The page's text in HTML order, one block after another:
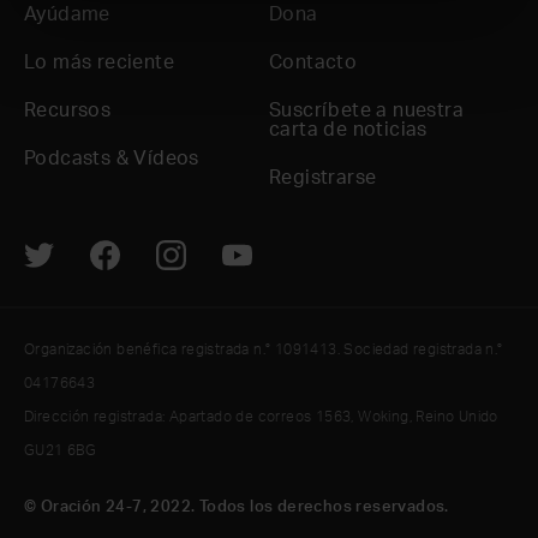
Ayúdame
Lo más reciente
Recursos
Podcasts & Vídeos
Dona
Contacto
Suscríbete a nuestra
carta de noticias
Registrarse
© Oración 24-7, 2022. Todos los derechos reservados.
Organización benéfica registrada n.° 1091413. Sociedad registrada n.°
04176643
Dirección registrada: Apartado de correos 1563, Woking, Reino Unido
GU21 6BG